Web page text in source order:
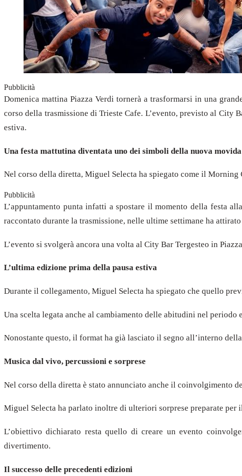
Pubblicità
Domenica mattina Piazza Verdi tornerà a trasformarsi in una
corso della trasmissione di Trieste Cafe. L’evento, previsto al
estiva.
Una festa mattutina diventata uno dei simboli della nuova
Nel corso della diretta, Miguel Selecta ha spiegato come il
Pubblicità
L’appuntamento punta infatti a spostare il momento della festa
raccontato durante la trasmissione, nelle ultime settimane ha
L’evento si svolgerà ancora una volta al City Bar Tergesteo in
L’ultima edizione prima della pausa estiva
Durante il collegamento, Miguel Selecta ha spiegato che quello
Una scelta legata anche al cambiamento delle abitudini nel
Nonostante questo, il format ha già lasciato il segno all’interno
Musica dal vivo, percussioni e sorprese
Nel corso della diretta è stato annunciato anche il coinvolgimento
Miguel Selecta ha parlato inoltre di ulteriori sorprese preparate per
L’obiettivo dichiarato resta quello di creare un evento
divertimento.
Il successo delle precedenti edizioni